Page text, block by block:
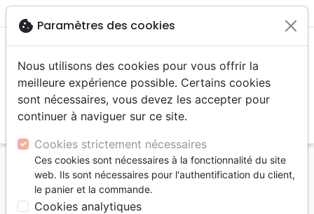
menu
Accueil Livres
Bandes dessinées
Voyage du pèlerin (Le) - La version manga d'un
best-seller
cookie Paramètres des cookies
Nous utilisons des cookies pour vous offrir la
meilleure expérience possible. Certains cookies
sont nécessaires, vous devez les accepter pour
continuer à naviguer sur ce site.
Cookies strictement nécessaires
Ces cookies sont nécessaires à la fonctionnalité du site
web. Ils sont nécessaires pour l'authentification du client,
le panier et la commande.
Cookies analytiques